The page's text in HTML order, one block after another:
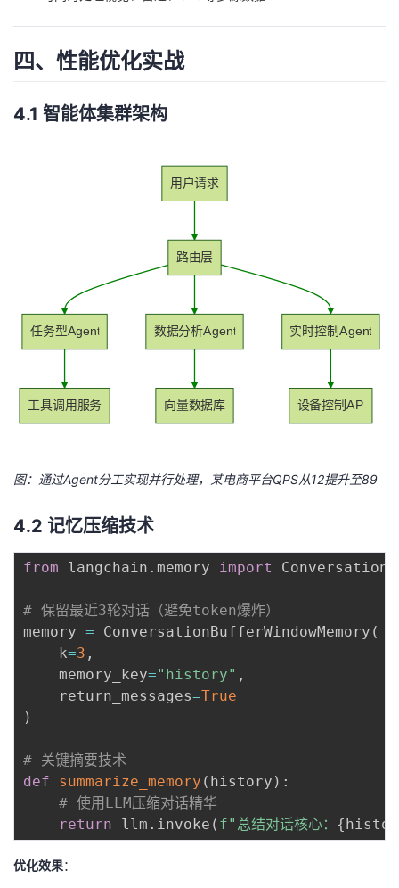
四、性能优化实战
4.1 智能体集群架构
用户请求
路由层
任务型Agent 数据分析Agent 实时控制Agent
工具调用服务 向量数据库 设备控制API
图：通过Agent分工实现并行处理，某电商平台QPS从12提升至89
4.2 记忆压缩技术
from langchain . memory import
# 保留最近3轮对话（避免token爆炸）
memory = ConversationBufferWindowMemory (
    k
=3 ,
    memory_key
="history" ,
    return_messages
=True
)
# 关键摘要技术
def
summarize_memory ( history ) :
# 使用LLM压缩对话精华
return llm . invoke ( f"总结对话核心： {
优化效果：